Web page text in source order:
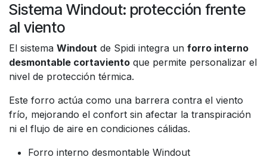
Sistema Windout: protección frente
al viento
El sistema Windout de Spidi integra un forro interno
desmontable cortaviento que permite personalizar el
nivel de protección térmica.
Este forro actúa como una barrera contra el viento
frío, mejorando el confort sin afectar la transpiración
ni el flujo de aire en condiciones cálidas.
Forro interno desmontable Windout